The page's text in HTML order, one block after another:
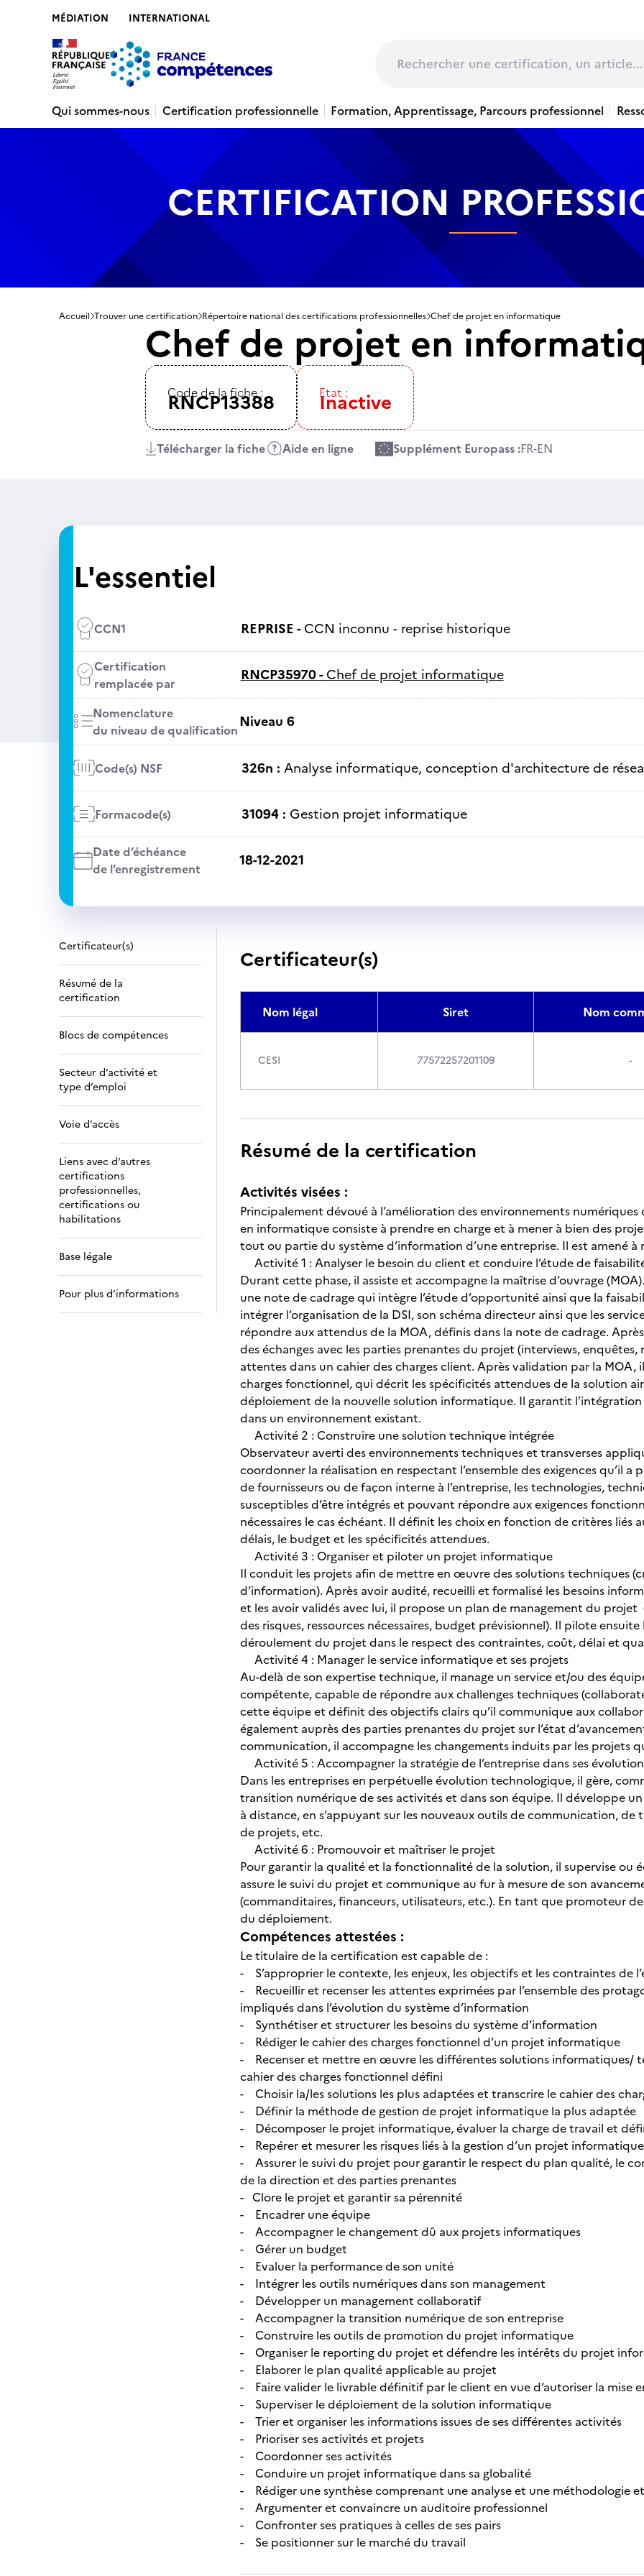
MÉDIATION INTERNATIONAL
Qui sommes-nous Certification professionnelle Formation, Apprentissage, Parcours professionnel
CERTIFICATION
Accueil Trouver une certification Répertoire national des certifications professionnelles Chef de projet en informatique
Chef de projet en
Code de la fiche :
RNCP13388 Etat :
Inactive
Télécharger la fiche Aide en ligne Supplément Europass :FR-EN
L'essentiel
CCN1 REPRISE -CCN inconnu - reprise historique
Certification
remplacée par
RNCP35970 -Chef de projet informatique
Nomenclature
du niveau de qualificationNiveau 6
Code(s) NSF 326n : Analyse informatique, conception d'architecture de
Formacode(s) 31094 : Gestion projet informatique
Date d’échéance
de l’enregistrement
18-12-2021
Certificateur(s)
Résumé de la
certification
Blocs de compétences
Secteur d’activité et
type d’emploi
Voie d’accès
Liens avec d’autres
certifications
professionnelles,
certifications ou
habilitations
Base légale
Pour plus d’informations
Certificateur(s)
Nom légal Siret Nom
CESI 77572257201109 -
Résumé de la certification
Activités visées :
Principalement dévoué à l’amélioration des environnements
en informatique consiste à prendre en charge et à mener à bien des
tout ou partie du système d’information d’une entreprise. Il est amené à
Activité 1 : Analyser le besoin du client et conduire l’étude de
Durant cette phase, il assiste et accompagne la maîtrise d’ouvrage
une note de cadrage qui intègre l’étude d’opportunité ainsi que la
intégrer l’organisation de la DSI, son schéma directeur ainsi que les
répondre aux attendus de la MOA, définis dans la note de cadrage.
des échanges avec les parties prenantes du projet (interviews,
attentes dans un cahier des charges client. Après validation par la MOA,
charges fonctionnel, qui décrit les spécificités attendues de la solution
déploiement de la nouvelle solution informatique. Il garantit
dans un environnement existant.
Activité 2 : Construire une solution technique intégrée
Observateur averti des environnements techniques et transverses
coordonner la réalisation en respectant l’ensemble des exigences qu’il
de fournisseurs ou de façon interne à l’entreprise, les technologies,
susceptibles d’être intégrés et pouvant répondre aux exigences
nécessaires le cas échéant. Il définit les choix en fonction de critères liés
délais, le budget et les spécificités attendues.
Activité 3 : Organiser et piloter un projet informatique
Il conduit les projets afin de mettre en œuvre des solutions techniques
d’information). Après avoir audité, recueilli et formalisé les besoins
et les avoir validés avec lui, il propose un plan de management du
des risques, ressources nécessaires, budget prévisionnel). Il pilote
déroulement du projet dans le respect des contraintes, coût, délai et
Activité 4 : Manager le service informatique et ses projets
Au-delà de son expertise technique, il manage un service et/ou des
compétente, capable de répondre aux challenges techniques
cette équipe et définit des objectifs clairs qu’il communique aux
également auprès des parties prenantes du projet sur l’état
communication, il accompagne les changements induits par les projets
Activité 5 : Accompagner la stratégie de l’entreprise dans ses
Dans les entreprises en perpétuelle évolution technologique, il gère,
transition numérique de ses activités et dans son équipe. Il développe
à distance, en s’appuyant sur les nouveaux outils de communication,
de projets, etc.
Activité 6 : Promouvoir et maîtriser le projet
Pour garantir la qualité et la fonctionnalité de la solution, il supervise ou
assure le suivi du projet et communique au fur à mesure de son
(commanditaires, financeurs, utilisateurs, etc.). En tant que promoteur
du déploiement.
Compétences attestées :
Le titulaire de la certification est capable de :
- S’approprier le contexte, les enjeux, les objectifs et les contraintes de
- Recueillir et recenser les attentes exprimées par l’ensemble des
impliqués dans l’évolution du système d’information
- Synthétiser et structurer les besoins du système d’information
- Rédiger le cahier des charges fonctionnel d’un projet informatique
- Recenser et mettre en œuvre les différentes solutions informatiques/
cahier des charges fonctionnel défini
- Choisir la/les solutions les plus adaptées et transcrire le cahier des
- Définir la méthode de gestion de projet informatique la plus adaptée
- Décomposer le projet informatique, évaluer la charge de travail et
- Repérer et mesurer les risques liés à la gestion d’un projet informatique
- Assurer le suivi du projet pour garantir le respect du plan qualité, le
de la direction et des parties prenantes
- Clore le projet et garantir sa pérennité
- Encadrer une équipe
- Accompagner le changement dû aux projets informatiques
- Gérer un budget
- Evaluer la performance de son unité
- Intégrer les outils numériques dans son management
- Développer un management collaboratif
- Accompagner la transition numérique de son entreprise
- Construire les outils de promotion du projet informatique
- Organiser le reporting du projet et défendre les intérêts du projet
- Elaborer le plan qualité applicable au projet
- Faire valider le livrable définitif par le client en vue d’autoriser la mise
- Superviser le déploiement de la solution informatique
- Trier et organiser les informations issues de ses différentes activités
- Prioriser ses activités et projets
- Coordonner ses activités
- Conduire un projet informatique dans sa globalité
- Rédiger une synthèse comprenant une analyse et une méthodologie
- Argumenter et convaincre un auditoire professionnel
- Confronter ses pratiques à celles de ses pairs
- Se positionner sur le marché du travail